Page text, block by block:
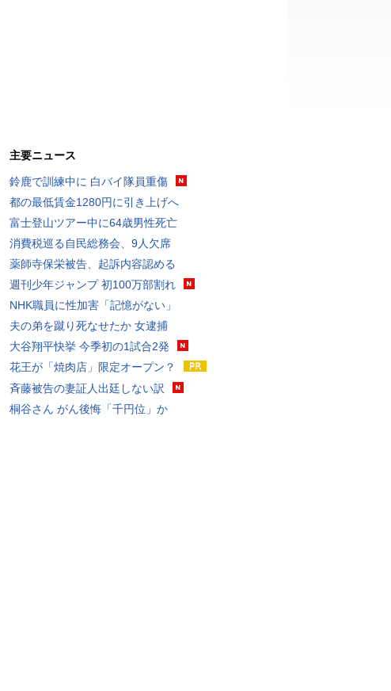
主要ニュース
鈴鹿で訓練中に 白バイ隊員重傷
都の最低賃金1280円に引き上げへ
富士登山ツアー中に64歳男性死亡
消費税巡る自民総務会、9人欠席
薬師寺保栄被告、起訴内容認める
週刊少年ジャンプ 初100万部割れ
NHK職員に性加害「記憶がない」
夫の弟を蹴り死なせたか 女逮捕
大谷翔平快挙 今季初の1試合2発
花王が「焼肉店」限定オープン？
斉藤被告の妻証人出廷しない訳
桐谷さん がん後悔「千円位」か